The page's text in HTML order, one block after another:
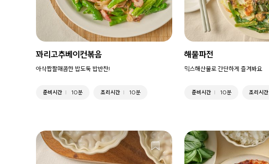
꽈리고추베이컨볶음
아삭짭짤매콤한 밥도둑 밥반찬!
준비시간 10분 조리시간 10분
해물파전
믹스해산물로 간단하게 즐겨봐요
준비시간 10분 조리시간